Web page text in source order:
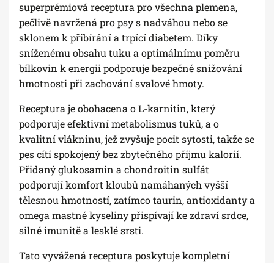
superprémiová receptura pro všechna plemena,
pečlivě navržená pro psy s nadváhou nebo se
sklonem k přibírání a trpící diabetem. Díky
sníženému obsahu tuku a optimálnímu poměru
bílkovin k energii podporuje bezpečné snižování
hmotnosti při zachování svalové hmoty.
Receptura je obohacena o L-karnitin, který
podporuje efektivní metabolismus tuků, a o
kvalitní vlákninu, jež zvyšuje pocit sytosti, takže se
pes cítí spokojený bez zbytečného příjmu kalorií.
Přidaný glukosamin a chondroitin sulfát
podporují komfort kloubů namáhaných vyšší
tělesnou hmotností, zatímco taurin, antioxidanty a
omega mastné kyseliny přispívají ke zdraví srdce,
silné imunitě a lesklé srsti.
Tato vyvážená receptura poskytuje kompletní